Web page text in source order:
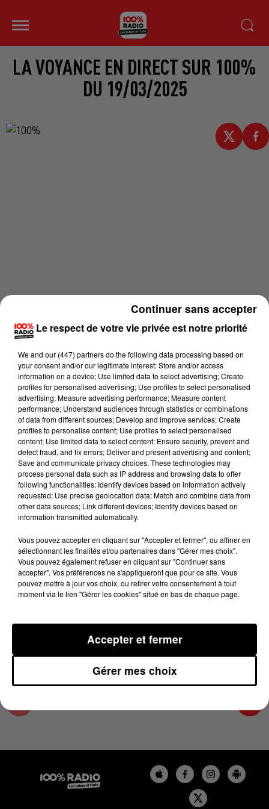
LA VOYANCE EN DIRECT SUR 100%
DU 19/03/2025
Lecture (3 min 15 sec)
100%
La voyance en direct sur 100%
19 mars 2025 - 3 min 15 sec
LA VOYANCE EN DIRECT SUR 100% DU
19/03/2025
Chronique Voyance en direct du 10 13 du 19/03/2025
Le respect de votre vie privée est notre priorité
We and our (447) partnersdo the following data processing based on
your consent and/or our legitimate interest: Store and/or access
information on a device; Use limited data to select advertising; Create
profiles for personalised advertising; Use profiles to select personalised
advertising; Measure advertising performance; Measure content
performance; Understand audiences through statistics or combinations
of data from different sources; Develop and improve services; Create
profiles to personalise content; Use profiles to select personalised
content; Use limited data to select content; Ensure security, prevent and
detect fraud, and fix errors; Deliver and present advertising and content;
Save and communicate privacy choices. These technologies may
process personal data such as IP address and browsing data to offer
following functionalities: Identify devices based on information actively
requested; Use precise geolocation data; Match and combine data from
other data sources; Link different devices; Identify devices based on
information transmitted automatically.
Vous pouvez accepter en cliquant sur "Accepter et fermer", ou affiner en
sélectionnant les finalités et/ou partenaires dans "Gérer mes choix".
Vous pouvez également refuser en cliquant sur "Continuer sans
accepter". Vos préférences ne s'appliqueront que pour ce site. Vous
pouvez mettre à jour vos choix, ou retirer votre consentement à tout
moment via le lien "Gérer les cookies" situé en bas de chaque page.
Gérer mes choix
Accepter et fermer
Continuer sans accepter